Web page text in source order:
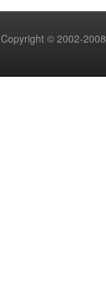
Copyright © 2002-2008